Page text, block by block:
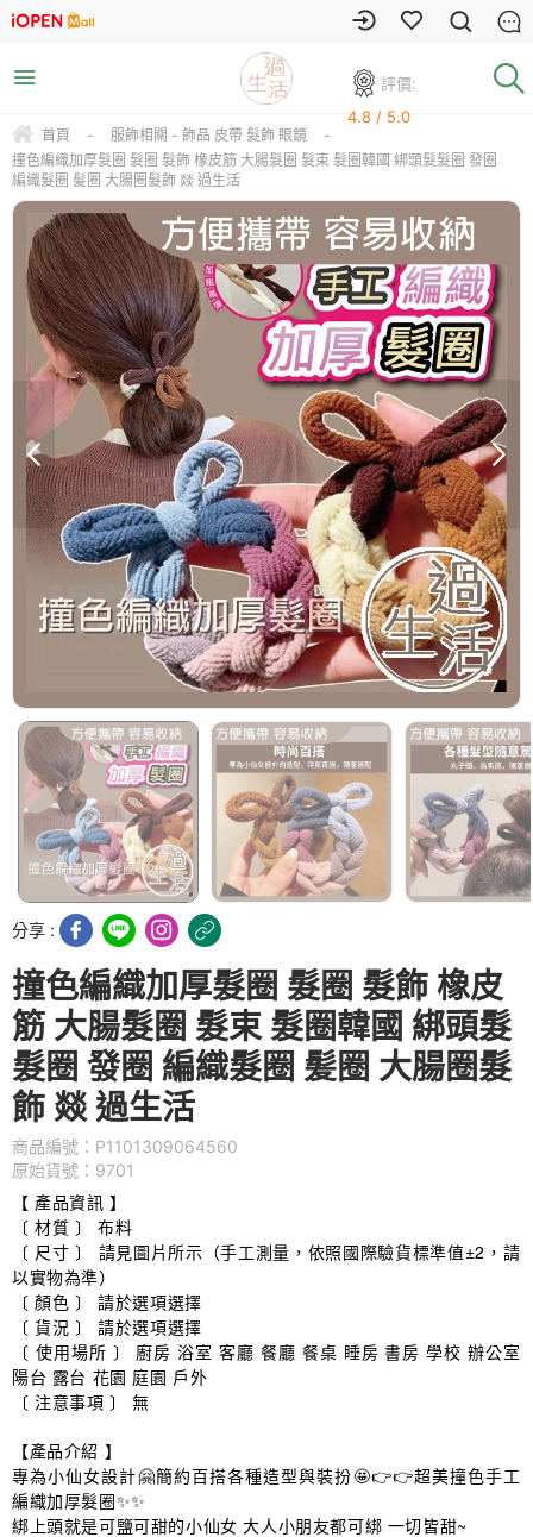
評價:
4.8 / 5.0
首頁 - 服飾相關 - 飾品 皮帶 髮飾 眼鏡
-
撞色編織加厚髮圈 髮圈 髮飾 橡皮筋 大腸髮圈 髮束 髮圈韓國 綁頭髮髮圈 發圈
編織髮圈 髪圈 大腸圈髮飾 燚 過生活
分享 :
撞色編織加厚髮圈 髮圈 髮飾 橡皮
筋 大腸髮圈 髮束 髮圈韓國 綁頭髮
髮圈 發圈 編織髮圈 髪圈 大腸圈髮
飾 燚 過生活
商品編號：P1101309064560
原始貨號：9701
【 產品資訊 】
〔 材質 〕 布料
〔 尺寸 〕 請見圖片所示（手工測量，依照國際驗貨標準值±2，請
以實物為準）
〔 顏色 〕 請於選項選擇
〔 貨況 〕 請於選項選擇
〔 使用場所 〕 廚房 浴室 客廳 餐廳 餐桌 睡房 書房 學校 辦公室
陽台 露台 花園 庭園 戶外
〔 注意事項 〕 無
【產品介紹 】
專為小仙女設計🤗簡約百搭各種造型與裝扮🤩👉👉超美撞色手工
編織加厚髮圈✨✨
綁上頭就是可鹽可甜的小仙女 大人小朋友都可綁 一切皆甜~